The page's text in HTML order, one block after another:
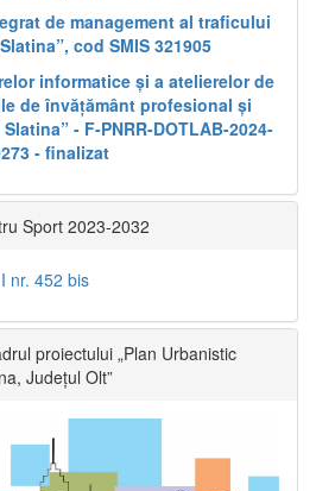
de management al traficului
cod SMIS 321905
informatice și a atelierelor de
de învățământ profesional și
- F-PNRR-DOTLAB-2024-
- finalizat
Sport 2023-2032
nr. 452 bis
proiectului „Plan Urbanistic
Județul Olt”